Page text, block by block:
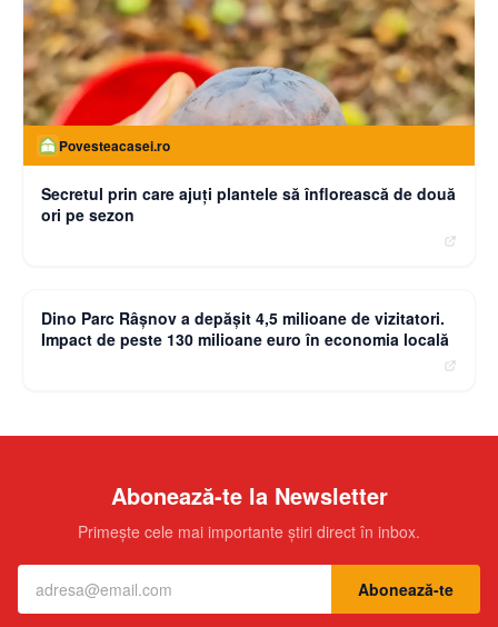
Povesteacasei.ro
Secretul prin care ajuți plantele să înflorească de două
ori pe sezon
Dino Parc Râșnov a depășit 4,5 milioane de vizitatori.
Impact de peste 130 milioane euro în economia locală
Abonează-te la Newsletter
Primește cele mai importante știri direct în inbox.
Abonează-te